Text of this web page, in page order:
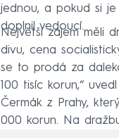
jednou, a pokud si
doplnil vedoucí.
Největší zájem měli
divu, cena
se to prodá za
100 tisíc korun,“
Čermák z Prahy,
000 korun. Na